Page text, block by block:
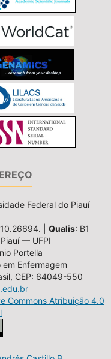
Federal do Piauí
| Qualis: B1
— UFPI
Portella
Enfermagem
CEP: 64049-550
Commons Atribuição 4.0